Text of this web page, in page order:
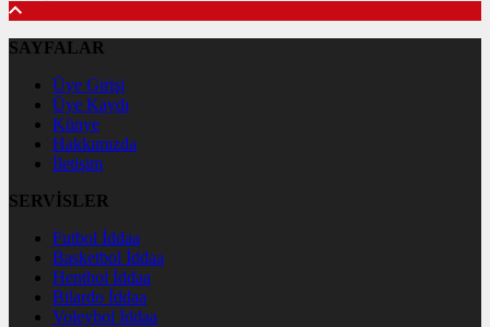
SAYFALAR
Üye Girişi
Üye Kaydı
Künye
Hakkımızda
İletişim
SERVİSLER
Futbol İddaa
Basketbol İddaa
Hentbol İddaa
Bilardo İddaa
Voleybol İddaa